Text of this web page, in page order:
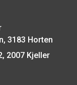
3183 Horten
2007 Kjeller